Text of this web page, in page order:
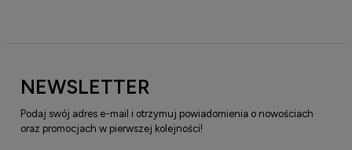
NEWSLETTER
Podaj swój adres e-mail i otrzymuj powiadomienia o nowościach
oraz promocjach w pierwszej kolejności!